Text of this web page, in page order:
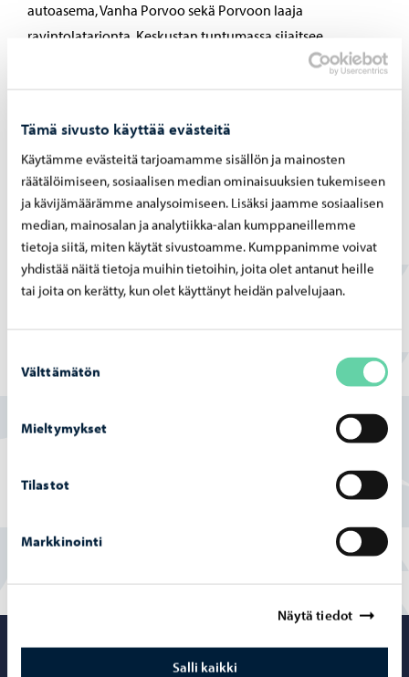
Tämä sivusto käyttää evästeitä
Käytämme evästeitä tarjoamamme sisällön ja mainosten
räätälöimiseen, sosiaalisen median ominaisuuksien tukemiseen
ja kävijämäärämme analysoimiseen. Lisäksi jaamme sosiaalisen
median, mainosalan ja analytiikka-alan kumppaneillemme
tietoja siitä, miten käytät sivustoamme. Kumppanimme voivat
yhdistää näitä tietoja muihin tietoihin, joita olet antanut heille
tai joita on kerätty, kun olet käyttänyt heidän palvelujaan.
valinta
Välttämätön
Mieltymykset
Tilastot
Markkinointi
Näytä tiedot
Salli kaikki
autoasema, Vanha Porvoo sekä Porvoon laaja
ravintolatarjonta. Keskustan tuntumassa sijaitsee
Kokonniemen kehittyvä liikunta-alue, jossa sijaitsee mm.
laskettelurinteet, tennishalli ja maauimala.
Alueella on käynnissä useita asemakaavahankkeita ja
uusia kerrostalotontteja on tulossa myyntiin lähivuosina.
Ole yhteydessä tonttipäällikköön, jos haluatte lisätietoja
mahdollisuuksista keskustan ja Länsirannan alueella.
Yhteystiedot, tontit ja maa-alueet
Länsiranta
Löysitkö etsimäsi tiedon tältä sivulta?
Porvoo –